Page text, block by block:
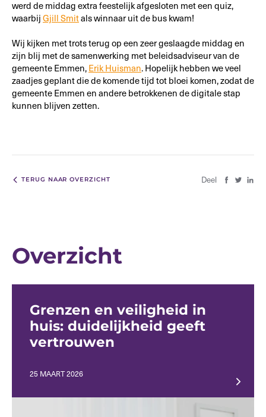
werd de middag extra feestelijk afgesloten met een quiz,
waarbij Gjill Smitals winnaar uit de bus kwam!
Wij kijken met trots terug op een zeer geslaagde middag en
zijn blij met de samenwerking met beleidsadviseur van de
gemeente Emmen, Erik Huisman. Hopelijk hebben we veel
zaadjes geplant die de komende tijd tot bloei komen, zodat de
gemeente Emmen en andere betrokkenen de digitale stap
kunnen blijven zetten.
Deel
TERUG NAAR OVERZICHT
Overzicht
Grenzen en veiligheid in
huis: duidelijkheid geeft
vertrouwen
25 MAART 2026